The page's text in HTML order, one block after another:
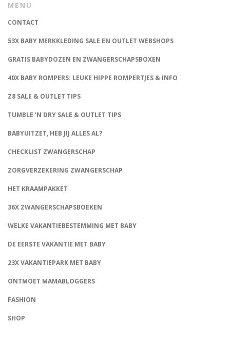
MENU
CONTACT
53X BABY MERKKLEDING SALE EN OUTLET WEBSHOPS
GRATIS BABYDOZEN EN ZWANGERSCHAPSBOXEN
40X BABY ROMPERS: LEUKE HIPPE ROMPERTJES & INFO
Z8 SALE & OUTLET TIPS
TUMBLE ‘N DRY SALE & OUTLET TIPS
BABYUITZET, HEB JIJ ALLES AL?
CHECKLIST ZWANGERSCHAP
ZORGVERZEKERING ZWANGERSCHAP
HET KRAAMPAKKET
36X ZWANGERSCHAPSBOEKEN
WELKE VAKANTIEBESTEMMING MET BABY
DE EERSTE VAKANTIE MET BABY
23X VAKANTIEPARK MET BABY
ONTMOET MAMABLOGGERS
FASHION
SHOP